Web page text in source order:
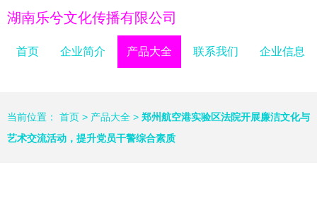
湖南乐兮文化传播有限公司
首页 企业简介 产品大全 联系我们 企业信息
当前位置： 首页 > 产品大全 > 郑州航空港实验区法院开展廉洁文化与
艺术交流活动，提升党员干警综合素质